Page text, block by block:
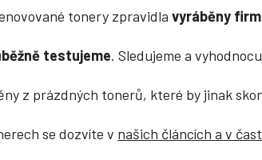
tonery zpravidla vyráběny
testujeme. Sledujeme a
z prázdných tonerů, které by jinak
se dozvíte v našich článcích a v